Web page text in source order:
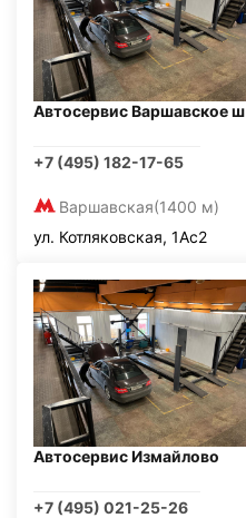
Автосервис Варшавское ш
+7 (495) 182-17-65
Варшавская(1400 м)
ул. Котляковская, 1Ас2
Автосервис Измайлово
+7 (495) 021-25-26